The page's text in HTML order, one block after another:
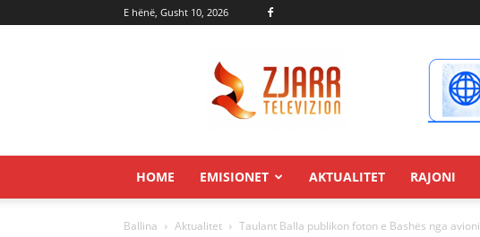
E hënë, Gusht 10, 2026
HOME EMISIONET AKTUALITET RAJONI
Ballina Aktualitet Taulant Balla publikon foton e Bashës nga avioni